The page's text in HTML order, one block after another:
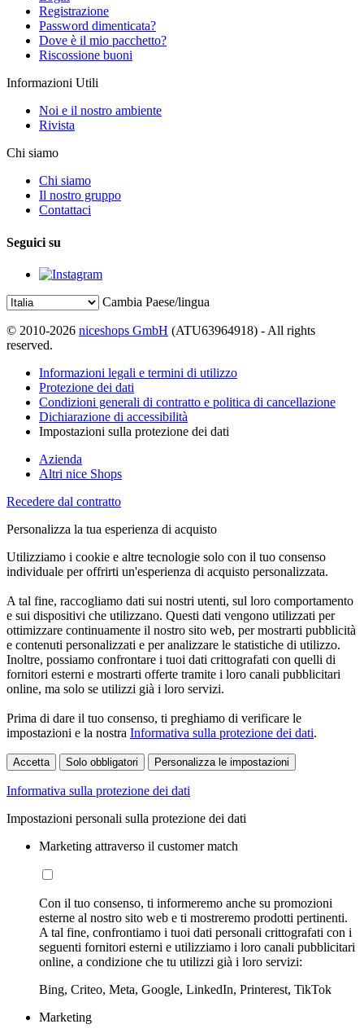
Registrazione
Password dimenticata?
Dove è il mio pacchetto?
Riscossione buoni
Informazioni Utili
Noi e il nostro ambiente
Rivista
Chi siamo
Chi siamo
Il nostro gruppo
Contattaci
Seguici su
Cambia Paese/lingua
© 2010-2026 niceshops GmbH (ATU63964918) - All rights
reserved.
Informazioni legali e termini di utilizzo
Protezione dei dati
Condizioni generali di contratto e politica di cancellazione
Dichiarazione di accessibilità
Impostazioni sulla protezione dei dati
Azienda
Altri nice Shops
Recedere dal contratto
Personalizza la tua esperienza di acquisto
Utilizziamo i cookie e altre tecnologie solo con il tuo consenso
individuale per offrirti un'esperienza di acquisto personalizzata.
A tal fine, raccogliamo dati sui nostri utenti, sul loro comportamento
e sui dispositivi che utilizzano. Questi dati vengono utilizzati per
ottimizzare continuamente il nostro sito web, per mostrarti pubblicità
e contenuti personalizzati e per analizzare le statistiche di utilizzo.
Inoltre, possiamo confrontare i tuoi dati crittografati con quelli di
fornitori esterni e mostrarti offerte tramite i loro canali pubblicitari
online, ma solo se utilizzi già i loro servizi.
Prima di dare il tuo consenso, ti preghiamo di verificare le
impostazioni e la nostra Informativa sulla protezione dei dati.
Accetta Solo obbligatori Personalizza le impostazioni
Informativa sulla protezione dei dati
Impostazioni personali sulla protezione dei dati
Marketing attraverso il customer match
Con il tuo consenso, ti informeremo anche su promozioni
esterne al nostro sito web e ti mostreremo prodotti pertinenti.
A tal fine, confrontiamo i tuoi dati personali crittografati con i
seguenti fornitori esterni e utilizziamo i loro canali pubblicitari
online, a condizione che tu utilizzi già i loro servizi:
Bing, Criteo, Meta, Google, LinkedIn, Printerest, TikTok
Marketing